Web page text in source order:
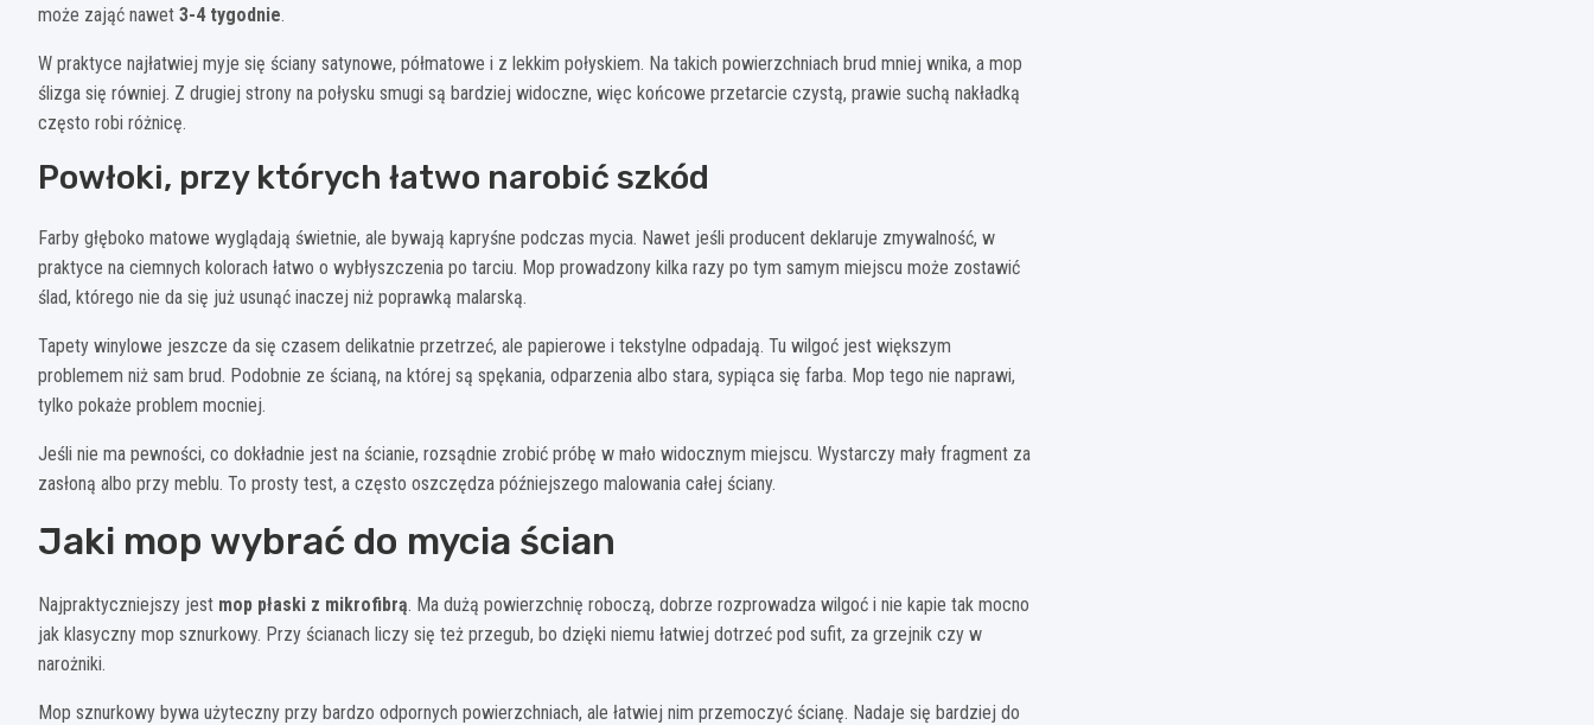
może zająć nawet 3-4 tygodnie.
W praktyce najłatwiej myje się ściany satynowe, półmatowe i z lekkim połyskiem. Na takich powierzchniach brud mniej wnika, a mop
ślizga się równiej. Z drugiej strony na połysku smugi są bardziej widoczne, więc końcowe przetarcie czystą, prawie suchą nakładką
często robi różnicę.
Powłoki, przy których łatwo narobić szkód
Farby głęboko matowe wyglądają świetnie, ale bywają kapryśne podczas mycia. Nawet jeśli producent deklaruje zmywalność, w
praktyce na ciemnych kolorach łatwo o wybłyszczenia po tarciu. Mop prowadzony kilka razy po tym samym miejscu może zostawić
ślad, którego nie da się już usunąć inaczej niż poprawką malarską.
Tapety winylowe jeszcze da się czasem delikatnie przetrzeć, ale papierowe i tekstylne odpadają. Tu wilgoć jest większym
problemem niż sam brud. Podobnie ze ścianą, na której są spękania, odparzenia albo stara, sypiąca się farba. Mop tego nie naprawi,
tylko pokaże problem mocniej.
Jeśli nie ma pewności, co dokładnie jest na ścianie, rozsądnie zrobić próbę w mało widocznym miejscu. Wystarczy mały fragment za
zasłoną albo przy meblu. To prosty test, a często oszczędza późniejszego malowania całej ściany.
Jaki mop wybrać do mycia ścian
Najpraktyczniejszy jest mop płaski z mikrofibrą. Ma dużą powierzchnię roboczą, dobrze rozprowadza wilgoć i nie kapie tak mocno
jak klasyczny mop sznurkowy. Przy ścianach liczy się też przegub, bo dzięki niemu łatwiej dotrzeć pod sufit, za grzejnik czy w
narożniki.
Mop sznurkowy bywa użyteczny przy bardzo odpornych powierzchniach, ale łatwiej nim przemoczyć ścianę. Nadaje się bardziej do